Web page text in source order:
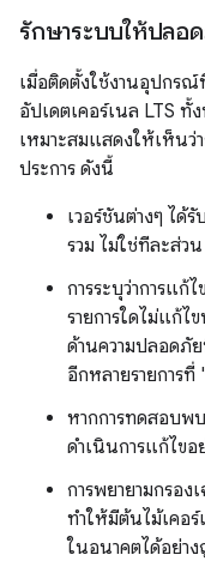
รักษาระบบให้ปลอ
เมื่อติดตั้งใช้งานอุปกรณ์
อัปเดตเคอร์เนล LTS
เหมาะสมแสดงให้เห็นว่
ประการ ดังนี้
เวอร์ชันต่างๆ ได้
รวม ไม่ใช่ทีละส่วน
การระบุว่าการแ
รายการใดไม่แก้ไ
ด้านความปลอดภั
อีกหลายรายการที่
หากการทดสอบ
ดำเนินการแก้ไขอ
การพยายามกรอ
ทำให้มีต้นไม้เคอ
ในอนาคตได้อย่าง